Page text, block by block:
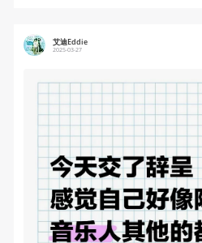
艾迪Eddie
2025-03-27